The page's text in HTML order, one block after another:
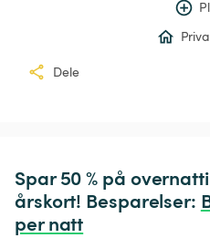
Dele
Spar 50 % på
årskort! Besparelser:
per natt